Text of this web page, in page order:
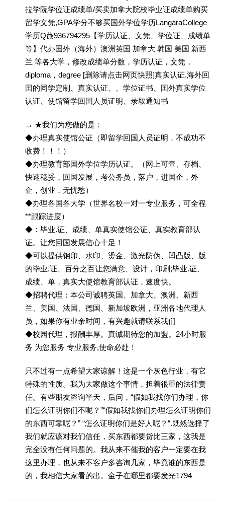
拉学院学位证成绩单/买卖加拿大院校毕业证成绩单购买
留学文凭,GPA学分不够买国外学位学历LangaraCollege
学历Q薇936794295【学历认证、文凭、学位证、成绩单
等】代办国外（海外）澳洲英国 加拿大 韩国 美国 新西
兰 等各大学，修改成绩单分数，学历认证，文凭，
diploma，degree [删除请点击网页快照]真实认证.海外回
囯的同学定制、真实认证、、学位证书、囯外真实学位
认证、使馆留学回囯人员证明、录取通知书
→ ★我们为您做的是：
◆办理真实使馆公证（即留学回国人员证明，不成功不
收费！！！）
◆办理教育部国外学位学历认证。（网上可查、存档、
快速稳妥，回国发展，考公务员，落户，进国企，外
企，创业，无忧愁）
◆办理各国各大学（世界名校一对一专业服务，可全程
**跟踪进度）
◆：毕业.证、成绩、单真实使馆公证、真实教育部认
证。让您回国发展信心十足！
◆可以提供钢印、水印、烫金、激光防伪、凹凸版、版
的毕业.证、百分之百让您满意、设计，印刷;毕业.证、
成绩、单，真实大使馆教育部认证，速度快。
◆招聘代理：本公司诚聘英国、加拿大、澳洲、新西
兰、美国、法国、德国、新加坡欧洲，亚洲各地代理人
员，如果你有业余时间，有兴趣就请联系我们
◆校园代理，报酬丰厚。真诚期待您的加盟。24小时服
务 为您服务 专业服务,使命必赴！
只不过有一点希望大家谅解！这是一个灰色行业，有它
特殊的性质。我为大家做这个事情，担着很重的法律责
任。有些朋友咨询半天，后问，“假如我找你们办理，你
们怎么证明你们不呢？”“假如我找你们办理怎么证明你们
的东西可靠呢？” “怎么证明你们是好人呢？“.既然选择了
我们就应该对我们信任，买东西都要货比三家，这我是
完全没有任何问题的。我从来不催我的客户一定要在我
这里办理，也从来不客户多咨询几家，毕竟谁的东西是
的，我相信大家看的出。金子在哪里都要发光1794